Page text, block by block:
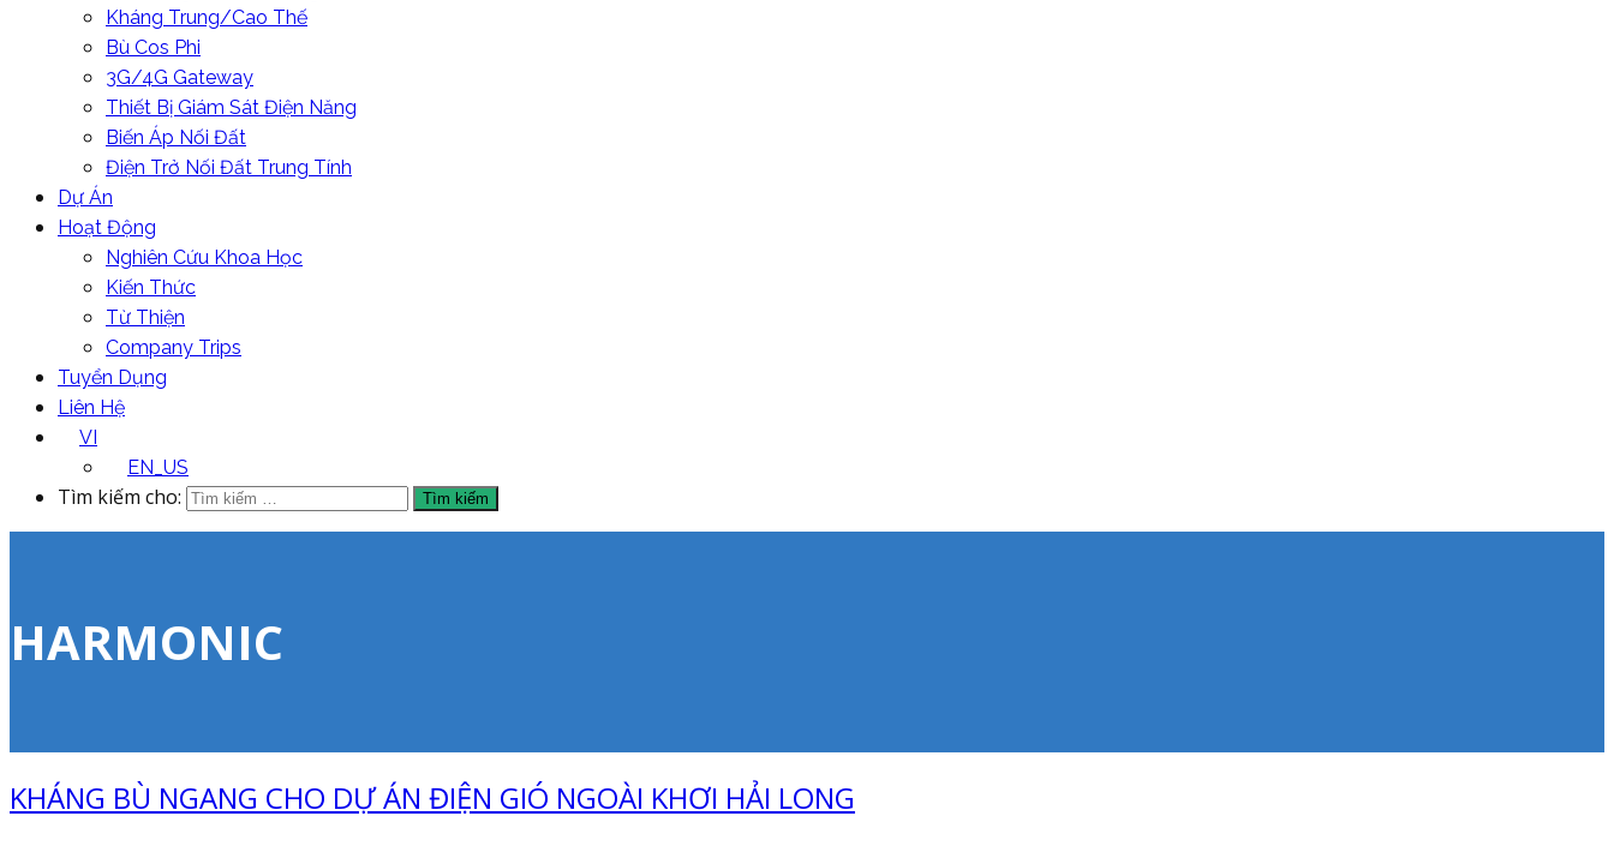
Kháng Trung/Cao Thế
Bù Cos Phi
3G/4G Gateway
Thiết Bị Giám Sát Điện Năng
Biến Áp Nối Đất
Điện Trở Nối Đất Trung Tính
Dự Án
Hoạt Động
Nghiên Cứu Khoa Học
Kiến Thức
Từ Thiện
Company Trips
Tuyển Dụng
Liên Hệ
VI
EN_US
Tìm kiếm cho:
HARMONIC
KHÁNG BÙ NGANG CHO DỰ ÁN ĐIỆN GIÓ NGOÀI KHƠI HẢI LONG